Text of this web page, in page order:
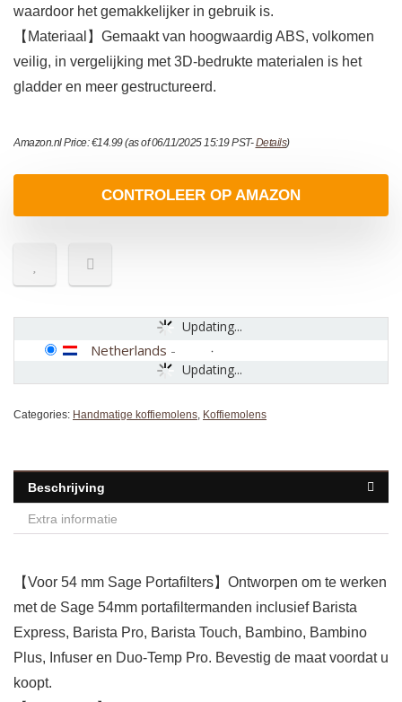
waardoor het gemakkelijker in gebruik is.
【Materiaal】Gemaakt van hoogwaardig ABS, volkomen
veilig, in vergelijking met 3D-bedrukte materialen is het
gladder en meer gestructureerd.
Amazon.nl Price:€14.99(as of 06/11/2025 15:19 PST-Details)
CONTROLEER OP AMAZON
Updating...
Updating...
Netherlands -
Categories: Handmatige koffiemolens, Koffiemolens
Beschrijving
Extra informatie
【Voor 54 mm Sage Portafilters】Ontworpen om te werken
met de Sage 54mm portafiltermanden inclusief Barista
Express, Barista Pro, Barista Touch, Bambino, Bambino
Plus, Infuser en Duo-Temp Pro. Bevestig de maat voordat u
koopt.